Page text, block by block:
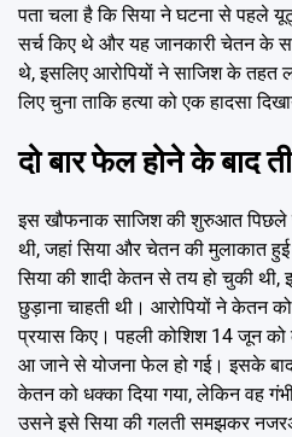
पता चला है कि सिया ने घटना से पहले
सर्च किए थे और यह जानकारी चेतन के
थे, इसलिए आरोपियों ने साजिश के तहत
लिए चुना ताकि हत्या को एक हादसा
दो बार फेल होने के बाद
इस खौफनाक साजिश की शुरुआत पिछले
थी, जहां सिया और चेतन की मुलाकात हुई
सिया की शादी केतन से तय हो चुकी थी,
छुड़ाना चाहती थी। आरोपियों ने केतन
प्रयास किए। पहली कोशिश 14 जून
आ जाने से योजना फेल हो गई। इसके
केतन को धक्का दिया गया, लेकिन वह
उसने इसे सिया की गलती समझकर